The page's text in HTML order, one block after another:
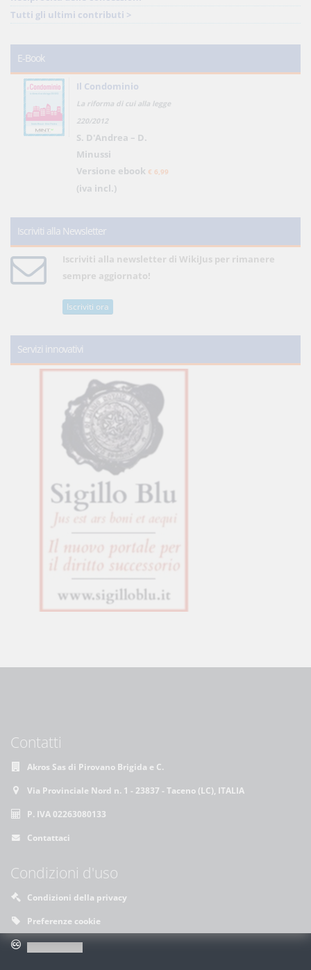
Tutti gli ultimi contributi >
E-Book
Il Condominio
La riforma di cui alla legge
220/2012
S. D'Andrea – D.
Minussi
Versione ebook € 6,99
(iva incl.)
Iscriviti alla Newsletter
Iscriviti alla newsletter di WikiJus per rimanere
sempre aggiornato!
Iscriviti ora
Servizi innovativi
Contatti
Akros Sas di Pirovano Brigida e C.
Via Provinciale Nord n. 1 - 23837 - Taceno (LC), ITALIA
P. IVA 02263080133
Contattaci
Condizioni d'uso
Condizioni della privacy
Preferenze cookie